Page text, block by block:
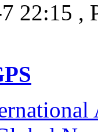
22:15 ,